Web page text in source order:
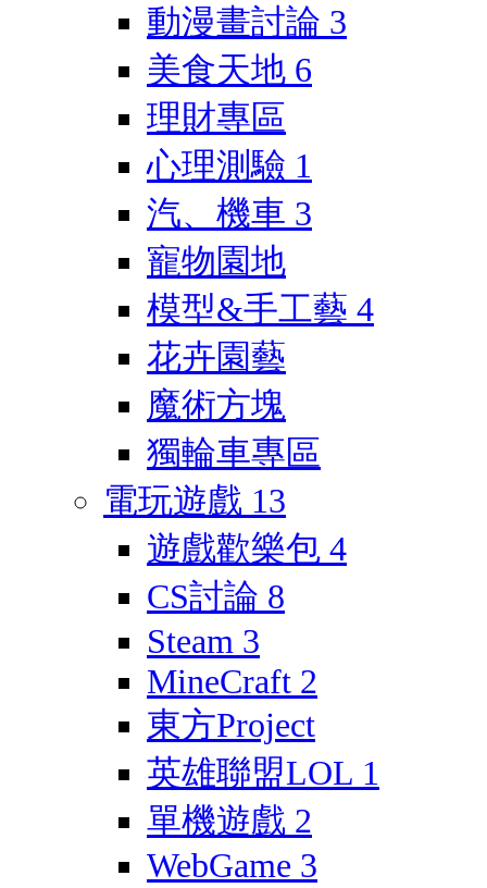
動漫畫討論 3
美食天地 6
理財專區
心理測驗 1
汽、機車 3
寵物園地
模型&手工藝 4
花卉園藝
魔術方塊
獨輪車專區
電玩遊戲 13
遊戲歡樂包 4
CS討論 8
Steam 3
MineCraft 2
東方Project
英雄聯盟LOL 1
單機遊戲 2
WebGame 3